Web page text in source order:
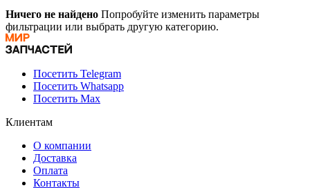
Ничего не найдено Попробуйте изменить параметры
фильтрации или выбрать другую категорию.
Посетить Telegram
Посетить Whatsapp
Посетить Max
Клиентам
О компании
Доставка
Оплата
Контакты